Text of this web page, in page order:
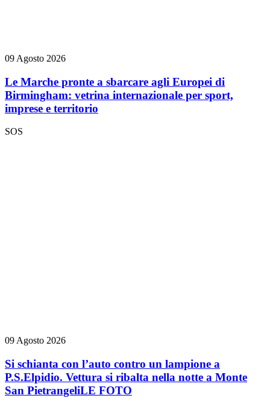
09 Agosto 2026
Le Marche pronte a sbarcare agli Europei di
Birmingham: vetrina internazionale per sport,
imprese e territorio
SOS
09 Agosto 2026
Si schianta con l’auto contro un lampione a
P.S.Elpidio. Vettura si ribalta nella notte a Monte
San PietrangeliLE FOTO